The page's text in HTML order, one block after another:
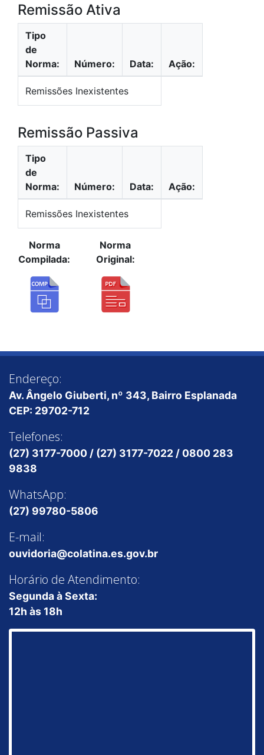
Remissão Ativa
Tipo
de
Norma:
Número: Data: Ação:
Remissões Inexistentes
Remissão Passiva
Tipo
de
Norma:
Número: Data: Ação:
Remissões Inexistentes
Norma
Compilada:
Norma
Original:
Endereço:
Av. Ângelo Giuberti, nº 343, Bairro Esplanada
CEP: 29702-712
Telefones:
(27) 3177-7000 / (27) 3177-7022 / 0800 283
9838
WhatsApp:
(27) 99780-5806
E-mail:
ouvidoria@colatina.es.gov.br
Horário de Atendimento:
Segunda à Sexta:
12h às 18h